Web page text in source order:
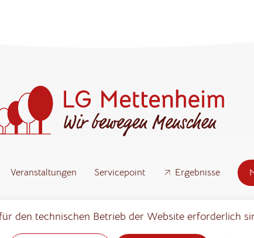
Veranstaltungen Servicepoint Ergebnisse
den technischen Betrieb der Website erforderlich
Notwendig Statistik Marketing